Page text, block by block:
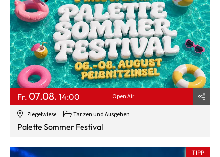
Ziegelwiese Tanzen und Ausgehen
Fr. 07.08. 14:00 Open Air
Palette Sommer Festival
TIPP